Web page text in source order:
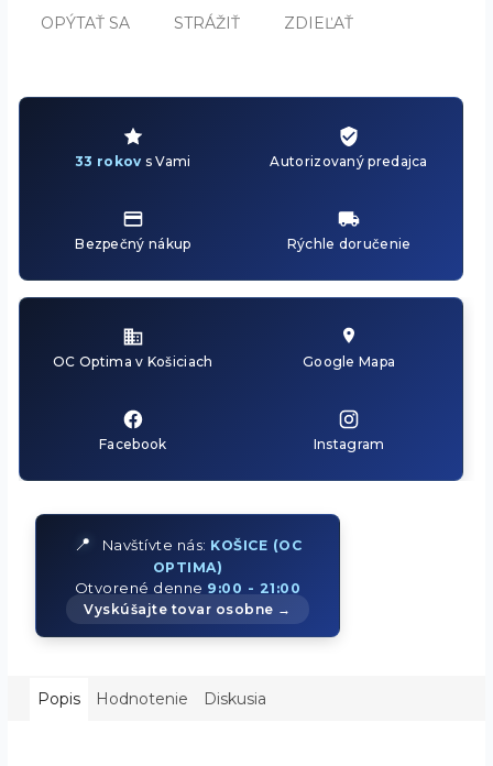
OPÝTAŤ SA STRÁŽIŤ ZDIEĽAŤ
33 rokov s Vami Autorizovaný predajca
Bezpečný nákup Rýchle doručenie
OC Optima v Košiciach Google Mapa
Facebook Instagram
📍 Navštívte nás: KOŠICE (OC
OPTIMA)
Otvorené denne 9:00 - 21:00
Vyskúšajte tovar osobne →
Popis Hodnotenie Diskusia